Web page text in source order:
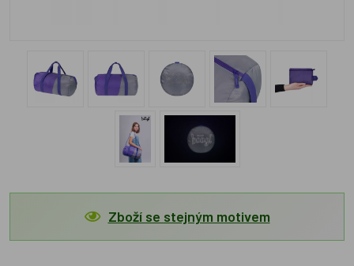
Zboží se stejným motivem